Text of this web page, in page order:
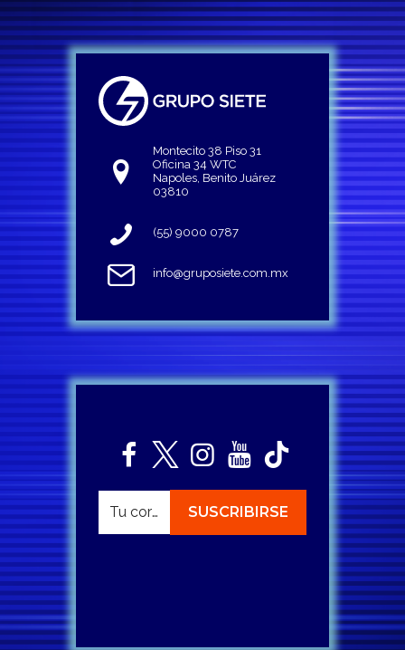
Montecito 38 Piso 31
Oficina 34 WTC
Napoles, Benito Juárez
03810
(55) 9000 0787
info@gruposiete.com.mx